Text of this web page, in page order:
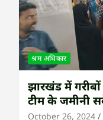
श्रम अधिकार
झारखंड में गरीबों
टीम के जमीनी
October 26, 2024